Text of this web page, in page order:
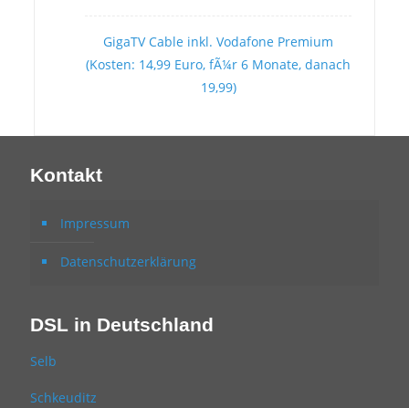
GigaTV Cable inkl. Vodafone Premium
(Kosten: 14,99 Euro, fÃ¼r 6 Monate, danach
19,99)
Kontakt
Impressum
Datenschutzerklärung
DSL in Deutschland
Selb
Schkeuditz